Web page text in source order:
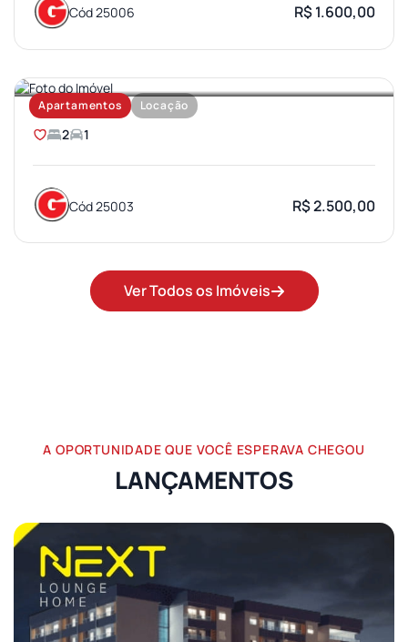
Cód 25006 R$ 1.600,00
Apartamentos Locação
SANTA TEREZA
2 1
Cód 25003 R$ 2.500,00
Ver Todos os Imóveis
A OPORTUNIDADE QUE VOCÊ ESPERAVA CHEGOU
LANÇAMENTOS